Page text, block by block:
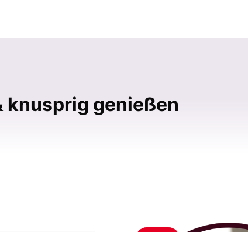
knusprig genießen